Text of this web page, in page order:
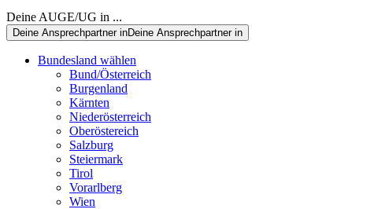
Deine AUGE/UG in ...
Deine Ansprechpartner inDeine Ansprechpartner in
Bundesland wählen
Bund/Österreich
Burgenland
Kärnten
Niederösterreich
Oberöstereich
Salzburg
Steiermark
Tirol
Vorarlberg
Wien